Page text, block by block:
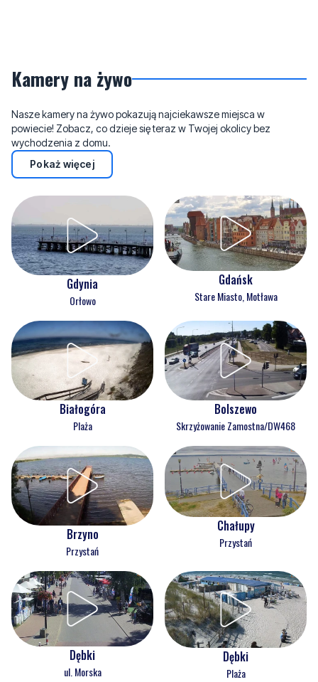
Kamery na żywo
Nasze kamery na żywo pokazują najciekawsze miejsca w
powiecie! Zobacz, co dzieje się teraz w Twojej okolicy bez
wychodzenia z domu.
Pokaż więcej
Gdynia
Orłowo
Gdańsk
Stare Miasto, Motława
Białogóra
Plaża
Bolszewo
Skrzyżowanie Zamostna/DW468
Brzyno
Przystań
Chałupy
Przystań
Dębki
ul. Morska
Dębki
Plaża